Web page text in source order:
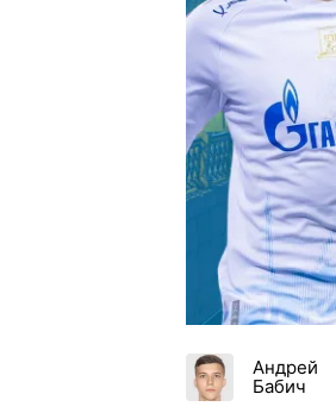
Андрей
Бабич